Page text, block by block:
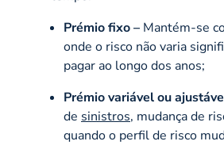
Prémio fixo – Mantém-se
onde o risco não varia
pagar ao longo dos anos;
Prémio variável ou
de sinistros, mudança de
quando o perfil de risco